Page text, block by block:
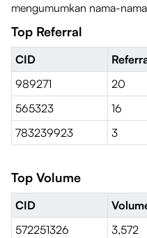
mengumumkan nama-
Top Referral
CID
989271
20
565323
16
783239923
3
Top Volume
CID
572251326
3,572